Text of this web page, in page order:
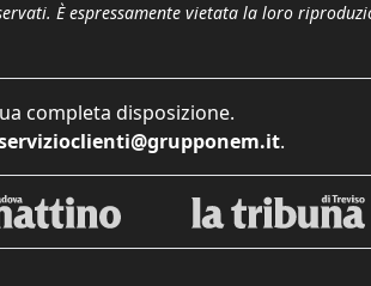
È espressamente vietata la loro
completa disposizione.
.